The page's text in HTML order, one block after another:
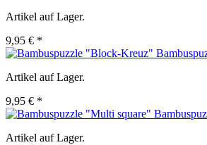
Artikel auf Lager.
9,95 € *
Artikel auf Lager.
9,95 € *
Artikel auf Lager.